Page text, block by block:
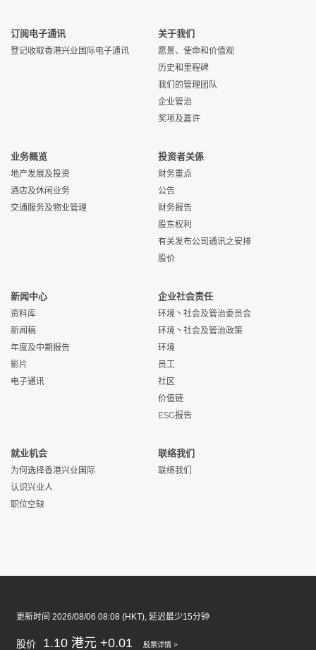
订阅电子通讯
登记收取香港兴业国际电子通讯
关于我们
愿景、使命和价值观
历史和里程碑
我们的管理团队
企业管治
奖项及嘉许
业务概览
地产发展及投资
酒店及休闲业务
交通服务及物业管理
投资者关係
财务重点
公告
财务报告
股东权利
有关发布公司通讯之安排
股价
新闻中心
资料库
新闻稿
年度及中期报告
影片
电子通讯
企业社会责任
环境丶社会及管治委员会
环境丶社会及管治政策
环境
员工
社区
价值链
ESG报告
就业机会
为何选择香港兴业国际
认识兴业人
职位空缺
联络我们
联络我们